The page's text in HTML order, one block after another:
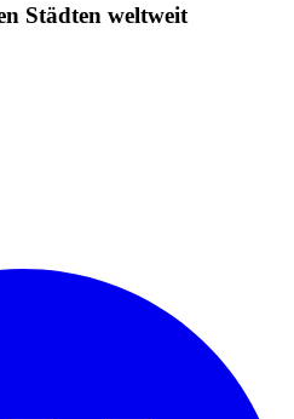
Städten weltweit